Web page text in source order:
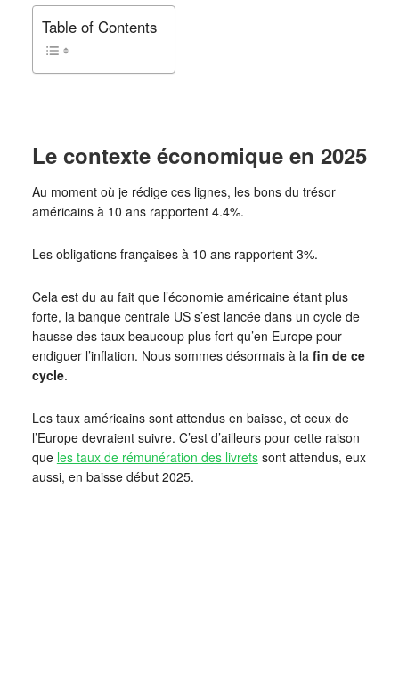
Table of Contents
Le contexte économique en 2025
Au moment où je rédige ces lignes, les bons du trésor
américains à 10 ans rapportent 4.4%.
Les obligations françaises à 10 ans rapportent 3%.
Cela est du au fait que l’économie américaine étant plus
forte, la banque centrale US s’est lancée dans un cycle de
hausse des taux beaucoup plus fort qu’en Europe pour
endiguer l’inflation. Nous sommes désormais à la fin de ce
cycle.
Les taux américains sont attendus en baisse, et ceux de
l’Europe devraient suivre. C’est d’ailleurs pour cette raison
que les taux de rémunération des livretssont attendus, eux
aussi, en baisse début 2025.